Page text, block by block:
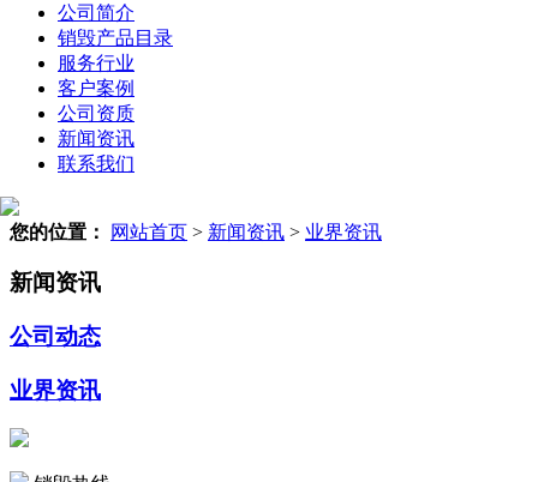
公司简介
销毁产品目录
服务行业
客户案例
公司资质
新闻资讯
联系我们
您的位置： 网站首页 > 新闻资讯 > 业界资讯
新闻资讯
公司动态
业界资讯